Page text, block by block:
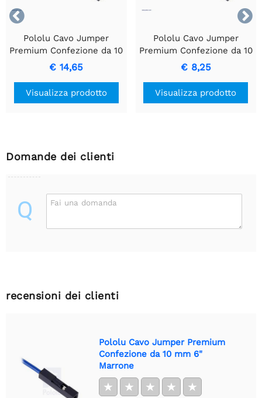


Pololu Cavo Jumper
Premium Confezione da 10
MF 12" Arancione
€ 14,65
Visualizza prodotto
Pololu Cavo Jumper
Premium Confezione da 10
FF 1" Bianco
€ 8,25
Visualizza prodotto
Domande dei clienti
Q Fai una domanda
recensioni dei clienti
Pololu Cavo Jumper Premium
Confezione da 10 mm 6"
Marrone
★ ★ ★ ★ ★